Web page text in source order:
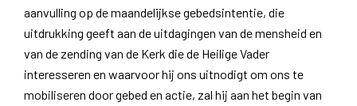
aanvulling op de maandelijkse gebedsintentie, die
uitdrukking geeft aan de uitdagingen van de mensheid en
van de zending van de Kerk die de Heilige Vader
interesseren en waarvoor hij ons uitnodigt om ons te
mobiliseren door gebed en actie, zal hij aan het begin van